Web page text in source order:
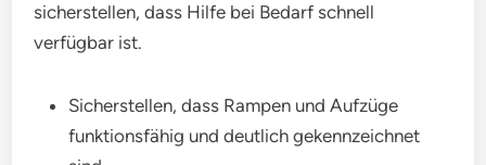
sicherstellen, dass Hilfe bei Bedarf schnell
verfügbar ist.
Sicherstellen, dass Rampen und Aufzüge
funktionsfähig und deutlich gekennzeichnet